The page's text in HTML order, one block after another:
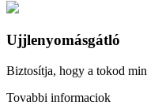
Ujjlenyomásgátló
Biztosítja, hogy a tokod
Tovabbi informaciok